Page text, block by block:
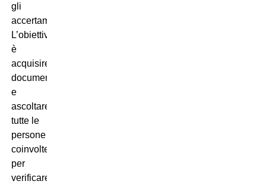
gli
accertamenti.
L’obiettivo
è
acquisire
documentazione
e
ascoltare
tutte le
persone
coinvolte
per
verificare